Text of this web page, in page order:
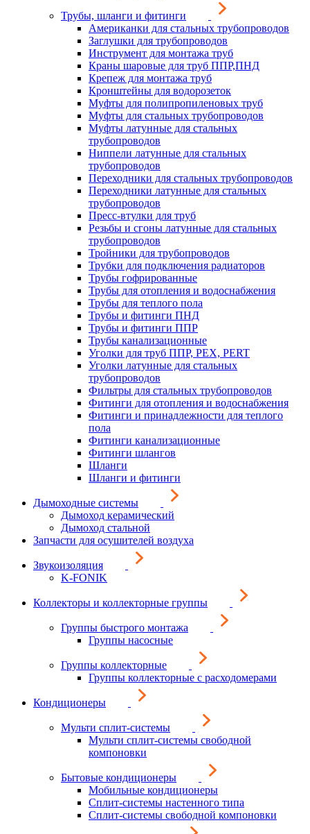
Трубы, шланги и фитинги
Американки для стальных трубопроводов
Заглушки для трубопроводов
Инструмент для монтажа труб
Краны шаровые для труб ППР,ПНД
Крепеж для монтажа труб
Кронштейны для водорозеток
Муфты для полипропиленовых труб
Муфты для стальных трубопроводов
Муфты латунные для стальных
трубопроводов
Ниппели латунные для стальных
трубопроводов
Переходники для стальных трубопроводов
Переходники латунные для стальных
трубопроводов
Пресс-втулки для труб
Резьбы и сгоны латунные для стальных
трубопроводов
Тройники для трубопроводов
Трубки для подключения радиаторов
Трубы гофрированные
Трубы для отопления и водоснабжения
Трубы для теплого пола
Трубы и фитинги ПНД
Трубы и фитинги ППР
Трубы канализационные
Уголки для труб ППР, PEX, PERT
Уголки латунные для стальных
трубопроводов
Фильтры для стальных трубопроводов
Фитинги для отопления и водоснабжения
Фитинги и принадлежности для теплого
пола
Фитинги канализационные
Фитинги шлангов
Шланги
Шланги и фитинги
Дымоходные системы
Дымоход керамический
Дымоход стальной
Запчасти для осушителей воздуха
Звукоизоляция
K-FONIK
Коллекторы и коллекторные группы
Группы быстрого монтажа
Группы насосные
Группы коллекторные
Группы коллекторные с расходомерами
Кондиционеры
Мульти сплит-системы
Мульти сплит-системы свободной
компоновки
Бытовые кондиционеры
Мобильные кондиционеры
Сплит-системы настенного типа
Сплит-системы свободной компоновки